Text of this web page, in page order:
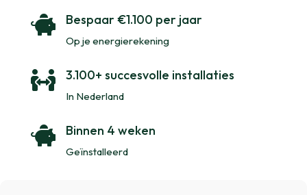
 Bespaar €1.100 per jaar
Op je energierekening
 3.100+ succesvolle installaties
In Nederland
 Binnen 4 weken
Geïnstalleerd